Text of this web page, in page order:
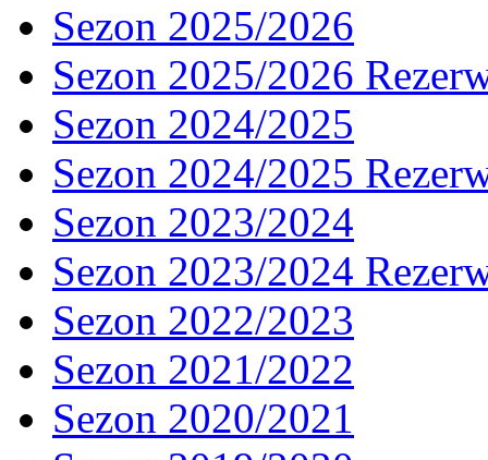
Sezon 2025/2026
Sezon 2025/2026
Sezon 2024/2025
Sezon 2024/2025
Sezon 2023/2024
Sezon 2023/2024
Sezon 2022/2023
Sezon 2021/2022
Sezon 2020/2021